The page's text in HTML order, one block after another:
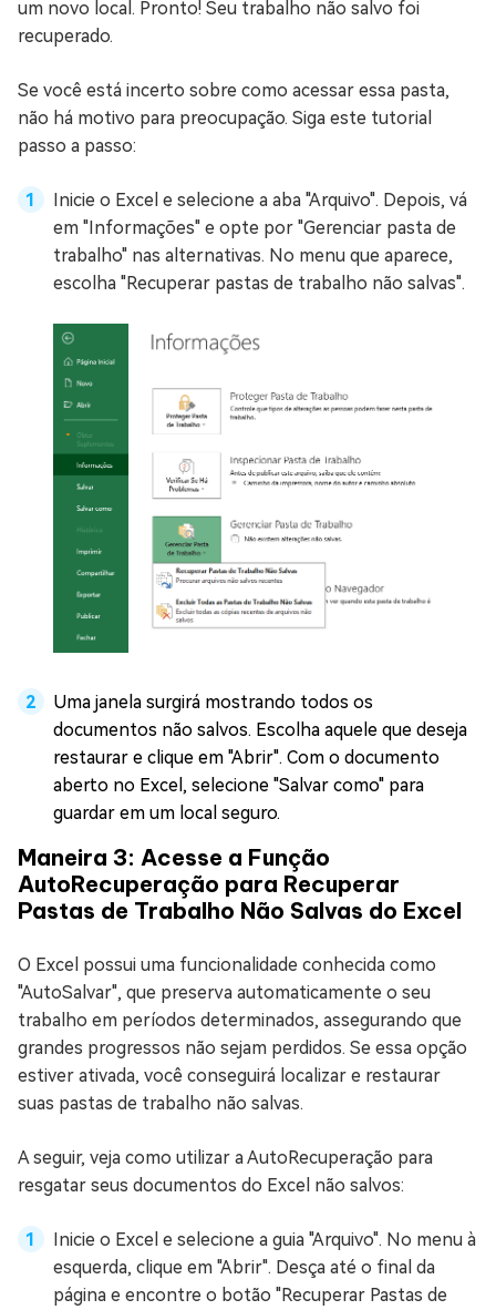
um novo local. Pronto! Seu trabalho não salvo foi
recuperado.
Se você está incerto sobre como acessar essa pasta,
não há motivo para preocupação. Siga este tutorial
passo a passo:
Inicie o Excel e selecione a aba "Arquivo". Depois, vá
em "Informações" e opte por "Gerenciar pasta de
trabalho" nas alternativas. No menu que aparece,
escolha "Recuperar pastas de trabalho não salvas".
Uma janela surgirá mostrando todos os
documentos não salvos. Escolha aquele que deseja
restaurar e clique em "Abrir". Com o documento
aberto no Excel, selecione "Salvar como" para
guardar em um local seguro.
Maneira 3: Acesse a Função
AutoRecuperação para Recuperar
Pastas de Trabalho Não Salvas do Excel
O Excel possui uma funcionalidade conhecida como
"AutoSalvar", que preserva automaticamente o seu
trabalho em períodos determinados, assegurando que
grandes progressos não sejam perdidos. Se essa opção
estiver ativada, você conseguirá localizar e restaurar
suas pastas de trabalho não salvas.
A seguir, veja como utilizar a AutoRecuperação para
resgatar seus documentos do Excel não salvos:
Inicie o Excel e selecione a guia "Arquivo". No menu à
esquerda, clique em "Abrir". Desça até o final da
página e encontre o botão "Recuperar Pastas de